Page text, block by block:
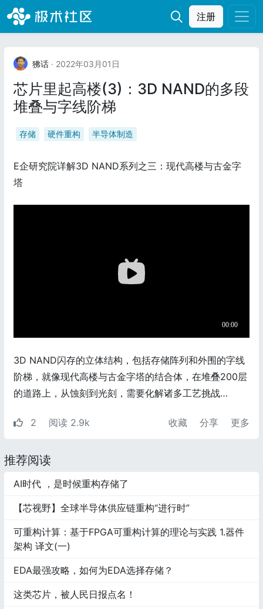
注册
狒话 · 2022年03月01日
芯片里起高楼(3)：3D NAND的多段
堆叠与字线阶梯
存储 硬件重构 半导体制造
E企研究院详解3D NAND系列之三：现代高楼与古金字
塔
3D NAND闪存的立体结构，包括存储阵列和外围的字线
阶梯，就像现代高楼与古金字塔的结合体，在堆叠200层
的道路上，从蚀刻到光刻，需要化解诸多工艺挑战…
2 阅读 2.9k 收藏 分享 更多
推荐阅读
AI时代 ，是时候重构存储了
【芯视野】全球半导体供应链重构“进行时”
可重构计算：基于FPGA可重构计算的理论与实践 1.器件
架构 译文(一)
EDA最强攻略，如何为EDA选择存储？
这类芯片，被人民日报点名！